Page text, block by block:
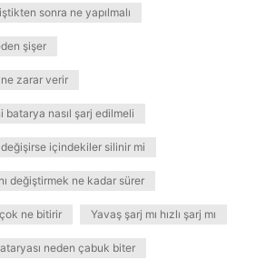
sonra ne yapılmalı
şişer
zarar verir
batarya nasıl şarj edilmeli
içindekiler silinir mi
değiştirmek ne kadar sürer
ne bitirir Yavaş şarj mı hızlı şarj mı
neden çabuk biter